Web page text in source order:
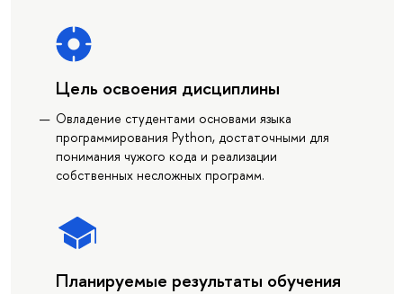
Цель освоения дисциплины
Овладение студентами основами языка
программирования Python, достаточными для
понимания чужого кода и реализации
собственных несложных программ.
Планируемые результаты обучения